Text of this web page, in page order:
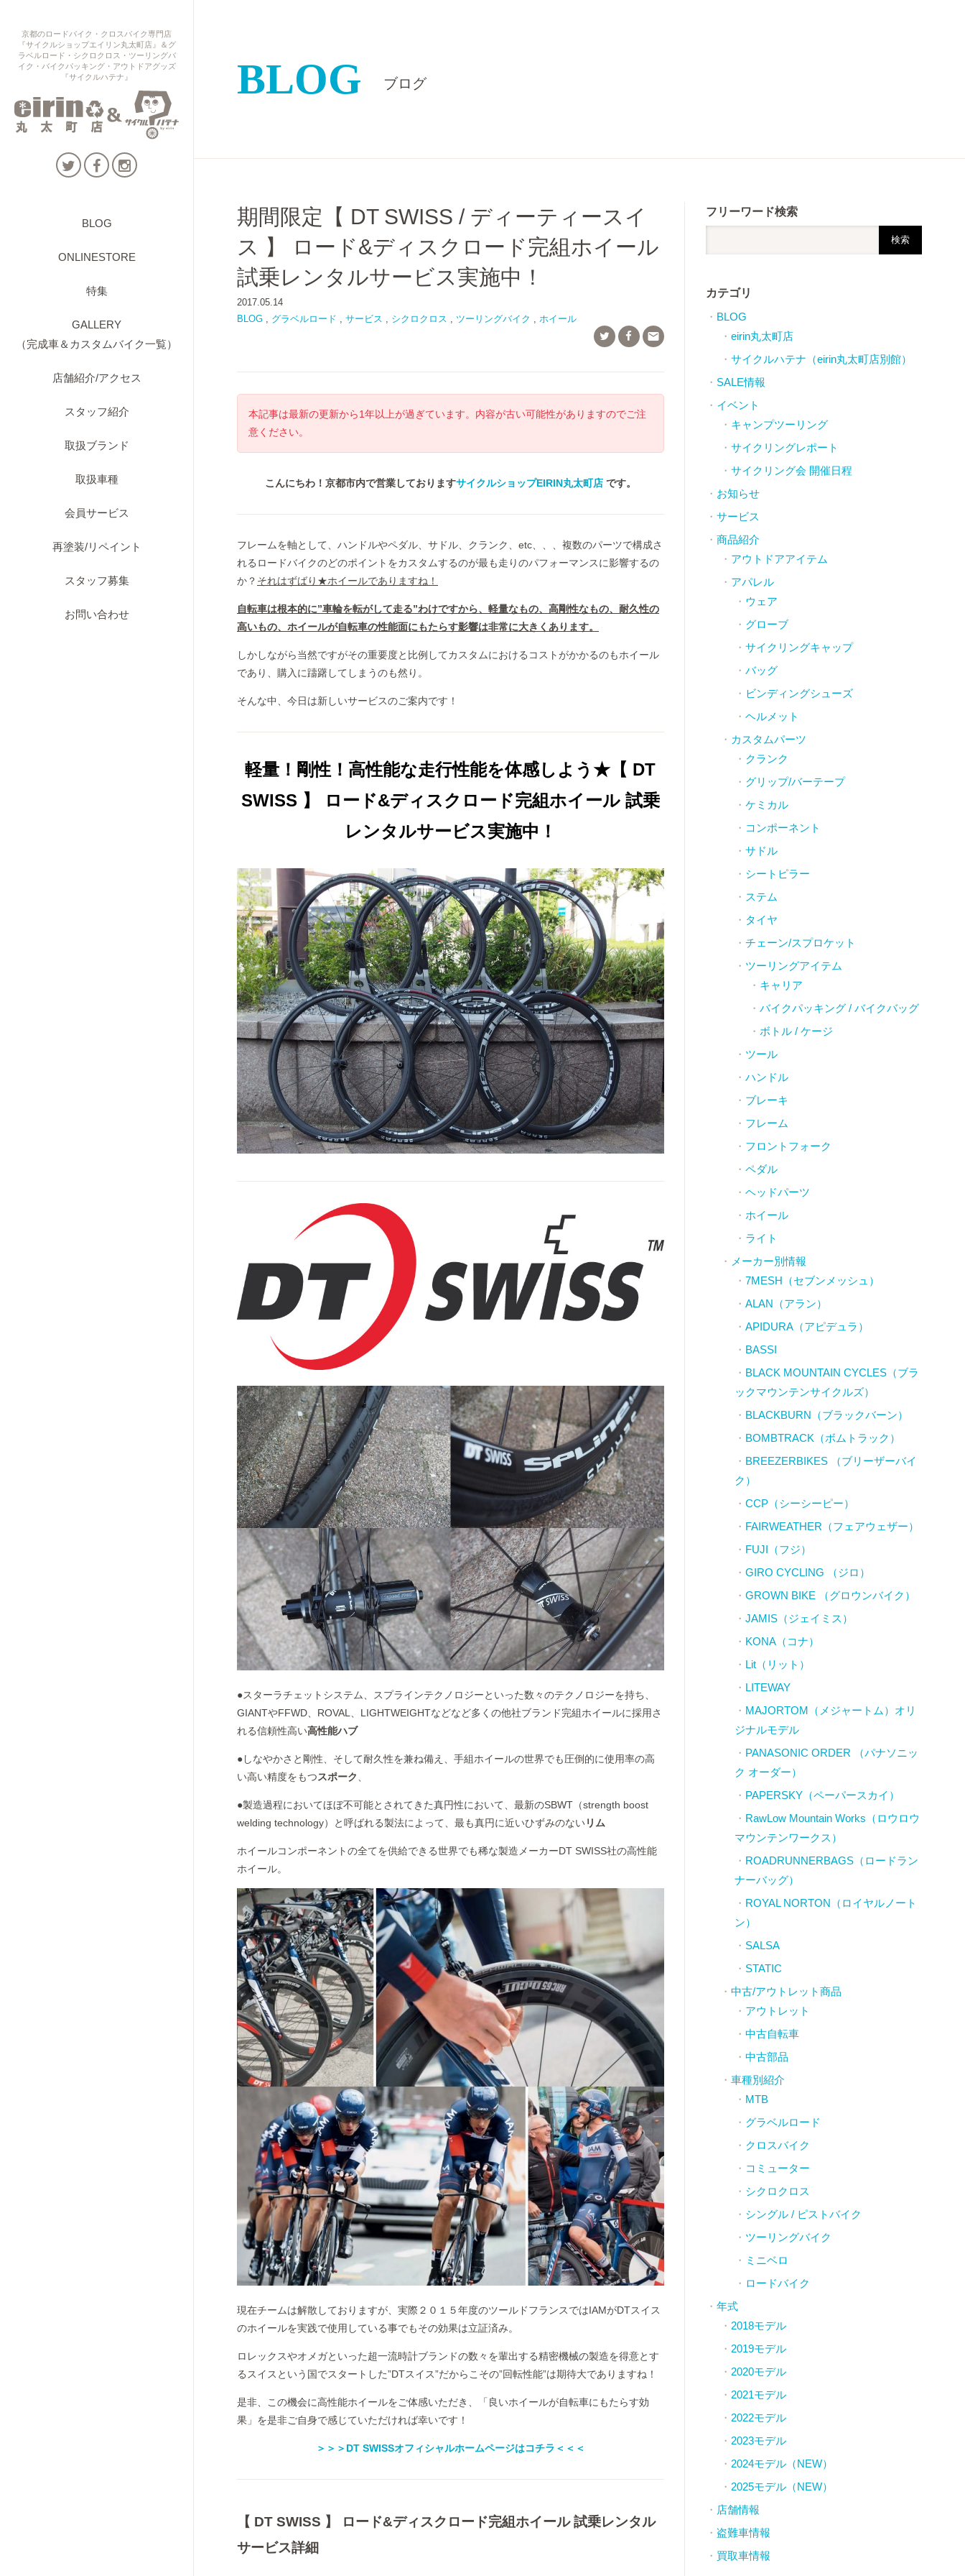
京都のロードバイク・クロスバイク専門店
『サイクルショップエイリン丸太町店』＆グ
ラベルロード・シクロクロス・ツーリングバ
イク・バイクパッキング・アウトドアグッズ
『サイクルハテナ』
BLOG
ONLINESTORE
特集
GALLERY
（完成車＆カスタムバイク一覧）
店舗紹介/アクセス
スタッフ紹介
取扱ブランド
取扱車種
会員サービス
再塗装/リペイント
スタッフ募集
お問い合わせ
BLOG ブログ
期間限定【 DT SWISS / ディーティースイ
ス 】 ロード&ディスクロード完組ホイール
試乗レンタルサービス実施中！
2017.05.14
BLOG , グラベルロード , サービス , シクロクロス , ツーリングバイク , ホイール

本記事は最新の更新から1年以上が過ぎています。内容が古い可能性がありますのでご注
意ください。
こんにちわ！京都市内で営業しておりますサイクルショップEIRIN丸太町店です。
フレームを軸として、ハンドルやペダル、サドル、クランク、etc、、、複数のパーツで構成さ
れるロードバイクのどのポイントをカスタムするのが最も走りのパフォーマンスに影響するの
か？ それはずばり★ホイールでありますね！
自転車は根本的に”車輪を転がして走る”わけですから、軽量なもの、高剛性なもの、耐久性の
高いもの、ホイールが自転車の性能面にもたらす影響は非常に大きくあります。
しかしながら当然ですがその重要度と比例してカスタムにおけるコストがかかるのもホイール
であり、購入に躊躇してしまうのも然り。
そんな中、今日は新しいサービスのご案内です！
軽量！剛性！高性能な走行性能を体感しよう★【 DT
SWISS 】 ロード&ディスクロード完組ホイール 試乗
レンタルサービス実施中！
●スターラチェットシステム、スプラインテクノロジーといった数々のテクノロジーを持ち、
GIANTやFFWD、ROVAL、LIGHTWEIGHTなどなど多くの他社ブランド完組ホイールに採用さ
れる信頼性高い高性能ハブ
●しなやかさと剛性、そして耐久性を兼ね備え、手組ホイールの世界でも圧倒的に使用率の高
い高い精度をもつスポーク、
●製造過程においてほぼ不可能とされてきた真円性において、最新のSBWT（strength boost
welding technology）と呼ばれる製法によって、最も真円に近いひずみのないリム
ホイールコンポーネントの全てを供給できる世界でも稀な製造メーカーDT SWISS社の高性能
ホイール。
現在チームは解散しておりますが、実際２０１５年度のツールドフランスではIAMがDTスイス
のホイールを実践で使用している事でもその効果は立証済み。
ロレックスやオメガといった超一流時計ブランドの数々を輩出する精密機械の製造を得意とす
るスイスという国でスタートした”DTスイス”だからこその”回転性能”は期待大でありますね！
是非、この機会に高性能ホイールをご体感いただき、「良いホイールが自転車にもたらす効
果」を是非ご自身で感じていただければ幸いです！
＞＞＞DT SWISSオフィシャルホームページはコチラ＜＜＜
【 DT SWISS 】 ロード&ディスクロード完組ホイール 試乗レンタル
サービス詳細
フリーワード検索
カテゴリ
BLOG
eirin丸太町店
サイクルハテナ（eirin丸太町店別館）
SALE情報
イベント
キャンプツーリング
サイクリングレポート
サイクリング会 開催日程
お知らせ
サービス
商品紹介
アウトドアアイテム
アパレル
ウェア
グローブ
サイクリングキャップ
バッグ
ビンディングシューズ
ヘルメット
カスタムパーツ
クランク
グリップ/バーテープ
ケミカル
コンポーネント
サドル
シートピラー
ステム
タイヤ
チェーン/スプロケット
ツーリングアイテム
キャリア
バイクパッキング / バイクバッグ
ボトル / ケージ
ツール
ハンドル
ブレーキ
フレーム
フロントフォーク
ペダル
ヘッドパーツ
ホイール
ライト
メーカー別情報
7MESH（セブンメッシュ）
ALAN（アラン）
APIDURA（アピデュラ）
BASSI
BLACK MOUNTAIN CYCLES（ブラ
ックマウンテンサイクルズ）
BLACKBURN（ブラックバーン）
BOMBTRACK（ボムトラック）
BREEZERBIKES （ブリーザーバイ
ク）
CCP（シーシーピー）
FAIRWEATHER（フェアウェザー）
FUJI（フジ）
GIRO CYCLING （ジロ）
GROWN BIKE （グロウンバイク）
JAMIS（ジェイミス）
KONA（コナ）
Lit（リット）
LITEWAY
MAJORTOM（メジャートム）オリ
ジナルモデル
PANASONIC ORDER （パナソニッ
ク オーダー）
PAPERSKY（ペーパースカイ）
RawLow Mountain Works（ロウロウ
マウンテンワークス）
ROADRUNNERBAGS（ロードラン
ナーバッグ）
ROYAL NORTON（ロイヤルノート
ン）
SALSA
STATIC
中古/アウトレット商品
アウトレット
中古自転車
中古部品
車種別紹介
MTB
グラベルロード
クロスバイク
コミューター
シクロクロス
シングル / ピストバイク
ツーリングバイク
ミニベロ
ロードバイク
年式
2018モデル
2019モデル
2020モデル
2021モデル
2022モデル
2023モデル
2024モデル（NEW）
2025モデル（NEW）
店舗情報
盗難車情報
買取車情報